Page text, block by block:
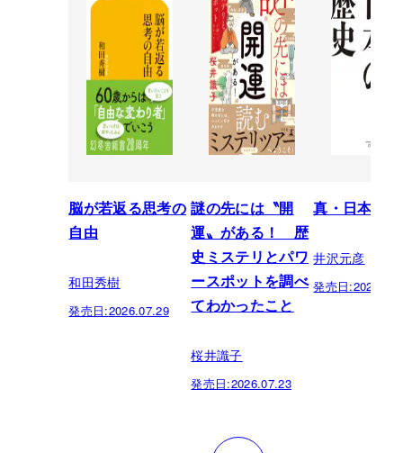
脳が若返る思考の
自由
和田秀樹
発売日:2026.07.29
謎の先には〝開
運〟がある！ 歴
史ミステリとパワ
ースポットを調べ
てわかったこと
桜井識子
発売日:2026.07.23
真・日本の
井沢元彦
発売日: